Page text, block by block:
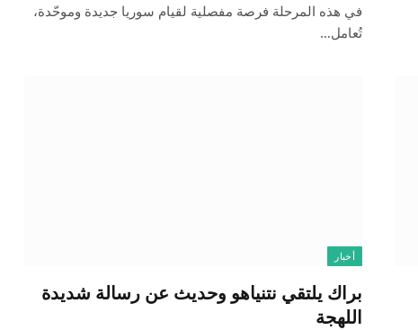
في هذه المرحلة فرصة مفصلية لقيام سوريا جديدة وموحّدة،
تُعامل…
أخبار
براك يلتقي نتنياهو وحديث عن رسالة شديدة
اللهجة